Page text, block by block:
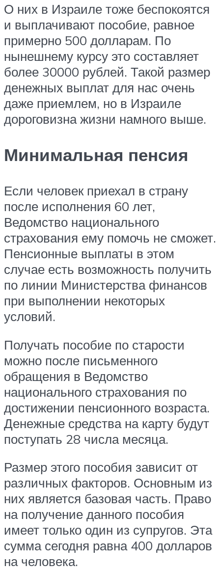
О них в Израиле тоже беспокоятся
и выплачивают пособие, равное
примерно 500 долларам. По
нынешнему курсу это составляет
более 30000 рублей. Такой размер
денежных выплат для нас очень
даже приемлем, но в Израиле
дороговизна жизни намного выше.
Минимальная пенсия
Если человек приехал в страну
после исполнения 60 лет,
Ведомство национального
страхования ему помочь не сможет.
Пенсионные выплаты в этом
случае есть возможность получить
по линии Министерства финансов
при выполнении некоторых
условий.
Получать пособие по старости
можно после письменного
обращения в Ведомство
национального страхования по
достижении пенсионного возраста.
Денежные средства на карту будут
поступать 28 числа месяца.
Размер этого пособия зависит от
различных факторов. Основным из
них является базовая часть. Право
на получение данного пособия
имеет только один из супругов. Эта
сумма сегодня равна 400 долларов
на человека.